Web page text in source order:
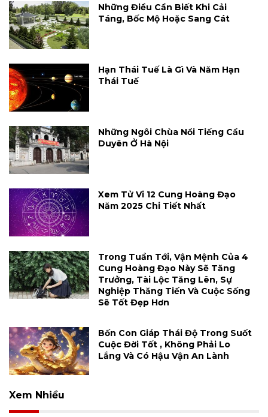
Những Điều Cần Biết Khi Cải
Táng, Bốc Mộ Hoặc Sang Cát
Hạn Thái Tuế Là Gì Và Năm Hạn
Thái Tuế
Những Ngôi Chùa Nổi Tiếng Cầu
Duyên Ở Hà Nội
Xem Tử Vi 12 Cung Hoàng Đạo
Năm 2025 Chi Tiết Nhất
Trong Tuần Tới, Vận Mệnh Của 4
Cung Hoàng Đạo Này Sẽ Tăng
Trưởng, Tài Lộc Tăng Lên, Sự
Nghiệp Thăng Tiến Và Cuộc Sống
Sẽ Tốt Đẹp Hơn
Bốn Con Giáp Thái Độ Trong Suốt
Cuộc Đời Tốt , Không Phải Lo
Lắng Và Có Hậu Vận An Lành
Xem Nhiều